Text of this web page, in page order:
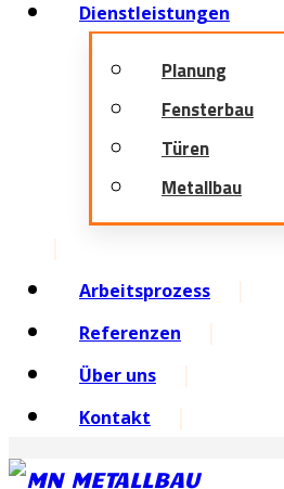
Dienstleistungen
Planung
Fensterbau
Türen
Metallbau
Arbeitsprozess
Referenzen
Über uns
Kontakt